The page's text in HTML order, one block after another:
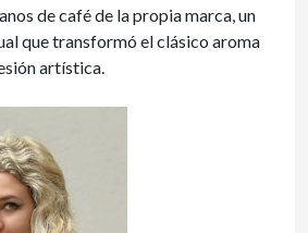
de café de la propia marca, un
que transformó el clásico aroma
artística.